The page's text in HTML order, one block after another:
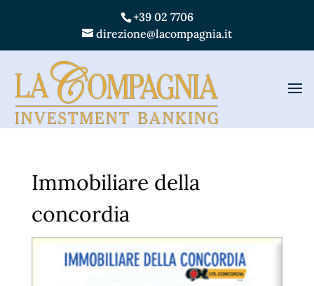
+39 02 7706
direzione@lacompagnia.it
Immobiliare della
concordia